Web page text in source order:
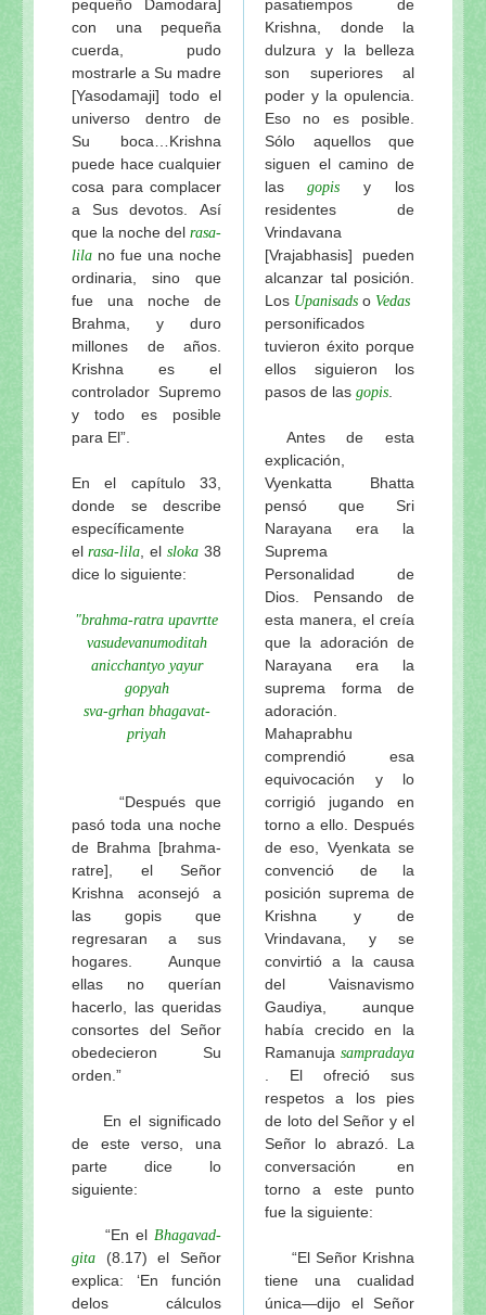
pequeño Damodara]
con una pequeña
cuerda, pudo
mostrarle a Su madre
[Yasodamaji] todo el
universo dentro de
Su boca…Krishna
puede hace cualquier
cosa para complacer
a Sus devotos. Así
que la noche del rasa-
lila no fue una noche
ordinaria, sino que
fue una noche de
Brahma, y duro
millones de años.
Krishna es el
controlador Supremo
y todo es posible
para El”.
En el capítulo 33,
donde se describe
específicamente
el rasa-lila , el sloka 38
dice lo siguiente:
"brahma-ratra upavrtte
vasudevanumoditah
anicchantyo yayur
gopyah
sva-grhan bhagavat-
priyah
“Después que
pasó toda una noche
de Brahma [brahma-
ratre], el Señor
Krishna aconsejó a
las gopis que
regresaran a sus
hogares. Aunque
ellas no querían
hacerlo, las queridas
consortes del Señor
obedecieron Su
orden.”
En el significado
de este verso, una
parte dice lo
siguiente:
“En el Bhagavad-
gita (8.17) el Señor
explica: ‘En función
delos cálculos
pasatiempos de
Krishna, donde la
dulzura y la belleza
son superiores al
poder y la opulencia.
Eso no es posible.
Sólo aquellos que
siguen el camino de
las gopis y los
residentes de
Vrindavana
[Vrajabhasis] pueden
alcanzar tal posición.
Los Upanisads o Vedas
personificados
tuvieron éxito porque
ellos siguieron los
pasos de las gopis
Antes de esta
explicación,
Vyenkatta Bhatta
pensó que Sri
Narayana era la
Suprema
Personalidad de
Dios. Pensando de
esta manera, el creía
que la adoración de
Narayana era la
suprema forma de
adoración.
Mahaprabhu
comprendió esa
equivocación y lo
corrigió jugando en
torno a ello. Después
de eso, Vyenkata se
convenció de la
posición suprema de
Krishna y de
Vrindavana, y se
convirtió a la causa
del Vaisnavismo
Gaudiya, aunque
había crecido en la
Ramanuja sampradaya
. El ofreció sus
respetos a los pies
de loto del Señor y el
Señor lo abrazó. La
conversación en
torno a este punto
fue la siguiente:
“El Señor Krishna
tiene una cualidad
única—dijo el Señor